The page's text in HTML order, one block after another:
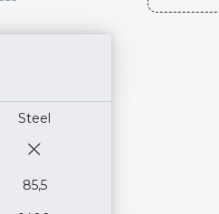
Steel
85,5